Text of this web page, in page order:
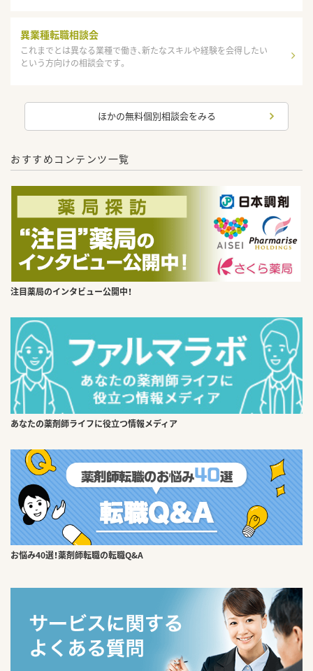
異業種転職相談会
これまでとは異なる業種で働き、新たなスキルや経験を会得したい
という方向けの相談会です。
ほかの無料個別相談会をみる
おすすめコンテンツ一覧
注目薬局のインタビュー公開中！
あなたの薬剤師ライフに役立つ情報メディア
お悩み40選！薬剤師転職の転職Q&A